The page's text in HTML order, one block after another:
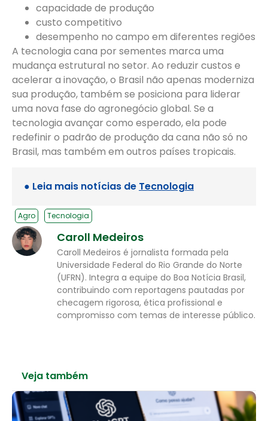
capacidade de produção
custo competitivo
desempenho no campo em diferentes regiões
A tecnologia cana por sementes marca uma
mudança estrutural no setor. Ao reduzir custos e
acelerar a inovação, o Brasil não apenas moderniza
sua produção, também se posiciona para liderar
uma nova fase do agronegócio global. Se a
tecnologia avançar como esperado, ela pode
redefinir o padrão de produção da cana não só no
Brasil, mas também em outros países tropicais.
● Leia mais notícias de Tecnologia
Agro Tecnologia
Caroll Medeiros
Caroll Medeiros é jornalista formada pela
Universidade Federal do Rio Grande do Norte
(UFRN). Integra a equipe do Boa Notícia Brasil,
contribuindo com reportagens pautadas por
checagem rigorosa, ética profissional e
compromisso com temas de interesse público.
Veja também